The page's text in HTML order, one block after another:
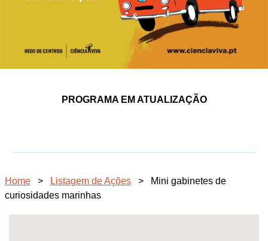
PROGRAMA EM ATUALIZAÇÃO
Home > Listagem de Ações >
Mini gabinetes de
curiosidades marinhas